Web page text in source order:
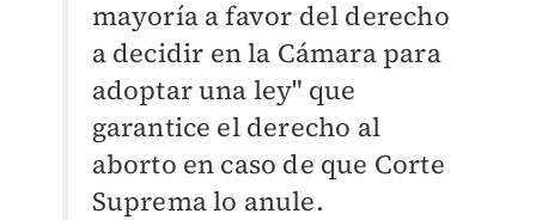
mayoría a favor del derecho
a decidir en la Cámara para
adoptar una ley" que
garantice el derecho al
aborto en caso de que Corte
Suprema lo anule.